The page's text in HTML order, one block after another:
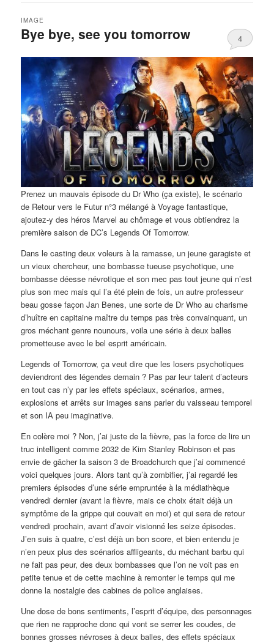
Bye bye, see you tomorrow
IMAGE
4
Prenez un mauvais épisode du Dr Who (ça existe), le scénario
de Retour vers le Futur n°3 mélangé à Voyage fantastique,
ajoutez-y des héros Marvel au chômage et vous obtiendrez la
première saison de DC’s Legends Of Tomorrow.
Dans le casting deux voleurs à la ramasse, un jeune garagiste et
un vieux chercheur, une bombasse tueuse psychotique, une
bombasse déesse névrotique et son mec pas tout jeune qui n’est
plus son mec mais qui l’a été plein de fois, un autre professeur
beau gosse façon Jan Benes, une sorte de Dr Who au charisme
d’huître en capitaine maître du temps pas très convainquant, un
gros méchant genre nounours, voila une série à deux balles
prometteuse avec le bel esprit américain.
Legends of Tomorrow, ça veut dire que les losers psychotiques
deviendront des légendes demain ? Pas par leur talent d’acteurs
en tout cas n’y par les effets spéciaux, scénarios, armes,
explosions et arrêts sur images sans parler du vaisseau temporel
et son IA peu imaginative.
En colère moi ? Non, j’ai juste de la fièvre, pas la force de lire un
truc intelligent comme 2032 de Kim Stanley Robinson et pas
envie de gâcher la saison 3 de Broadchurch que j’ai commencé
voici quelques jours. Alors tant qu’à zombifier, j’ai regardé les
premiers épisodes d’une série empruntée à la médiathèque
vendredi dernier (avant la fièvre, mais ce choix était déjà un
symptôme de la grippe qui couvait en moi) et qui sera de retour
vendredi prochain, avant d’avoir visionné les seize épisodes.
J’en suis à quatre, c’est déjà un bon score, et bien entendu je
n’en peux plus des scénarios affligeants, du méchant barbu qui
ne fait pas peur, des deux bombasses que l’on ne voit pas en
petite tenue et de cette machine à remonter le temps qui me
donne la nostalgie des cabines de police anglaises.
Une dose de bons sentiments, l’esprit d’équipe, des personnages
que rien ne rapproche donc qui vont se serrer les coudes, de
bonnes grosses névroses à deux balles, des effets spéciaux